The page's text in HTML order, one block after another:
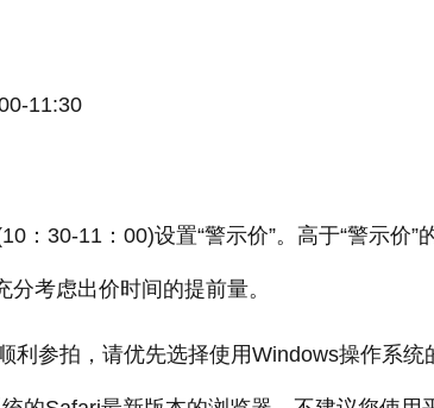
11:30
30-11：00)设置“警示价”。高于“警示价”
分考虑出价时间的提前量。
参拍，请优先选择使用Windows操作系统